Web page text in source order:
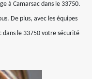
à Camarsac dans le 33750.
De plus, avec les équipes
le 33750 votre sécurité